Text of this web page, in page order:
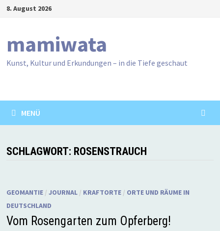
Zum8. August 2026
mamiwata
Kunst, Kultur und Erkundungen – in die Tiefe geschaut
MENÜ
SCHLAGWORT: ROSENSTRAUCH
GEOMANTIE/ JOURNAL/ KRAFTORTE/ ORTE UND RÄUME IN
DEUTSCHLAND
Vom Rosengarten zum Opferberg!